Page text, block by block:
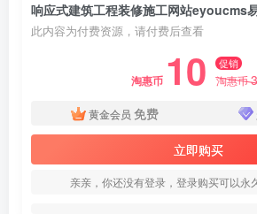
响应式建筑工程装修施工网站eyoucms
此内容为付费资源，请付费后查看
淘惠币 10 促销
淘惠币
黄金会员 免费
立即购买
亲亲，你还没有登录，登录购买可以永